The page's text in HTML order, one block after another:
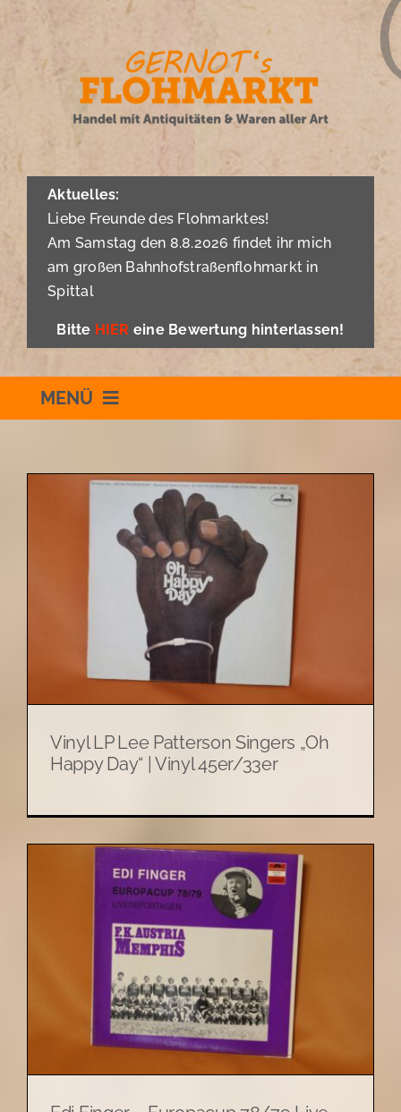
Inhalt
springen
Aktuelles:
Liebe Freunde des Flohmarktes!
Am Samstag den 8.8.2026 findet ihr mich
am großen Bahnhofstraßenflohmarkt in
Spittal
Bitte HIER eine Bewertung hinterlassen!
MENÜ
Schauraum
Impressum
Datenschutzerklärung
+436504036869
zum Shop
Vinyl LP Lee Patterson Singers „Oh
Happy Day“ | Vinyl 45er/33er